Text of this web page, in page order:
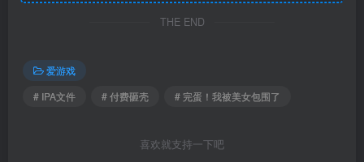
THE END
爱游戏
# IPA文件
# 付费砸壳 # 完蛋！我被美女包围了
喜欢就支持一下吧